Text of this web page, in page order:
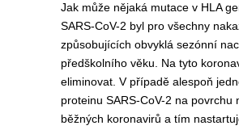
Jak může nějaká mutace v HLA
SARS-CoV-2 byl pro všechny
způsobujících obvyklá sezónní
předškolního věku. Na tyto
eliminovat. V případě alespoň
proteinu SARS-CoV-2 na
běžných koronavirů a tím